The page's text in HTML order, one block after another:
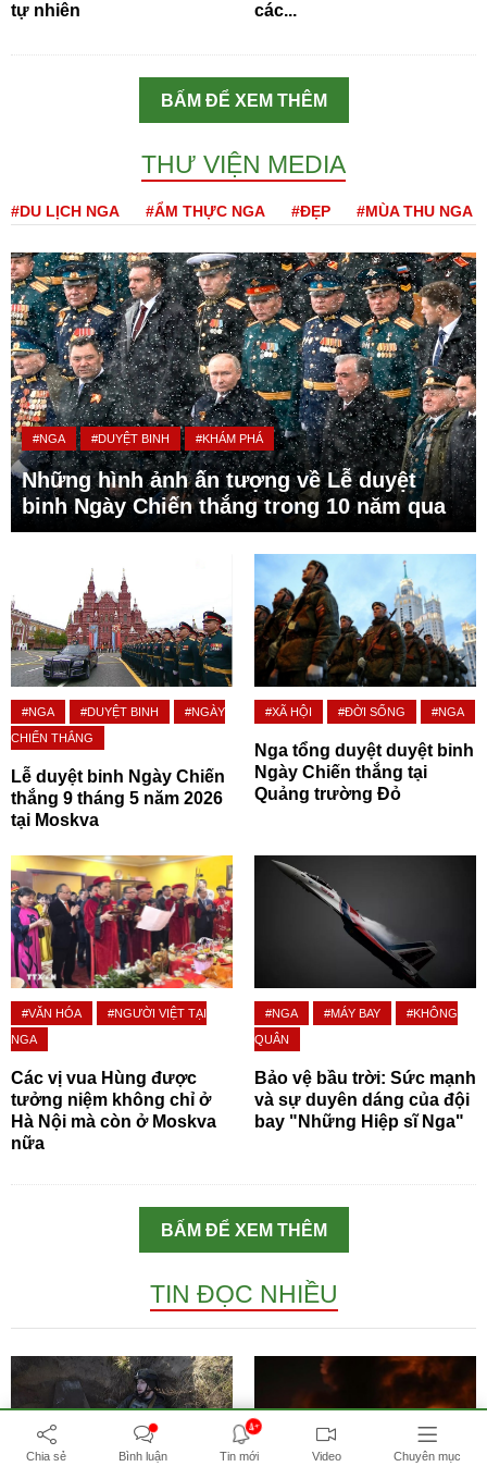
tự nhiên
các...
BẤM ĐỂ XEM THÊM
THƯ VIỆN MEDIA
#DU LỊCH NGA #ẨM THỰC NGA #ĐẸP #MÙA THU NGA
#NGA #DUYỆT BINH #KHÁM PHÁ
Những hình ảnh ấn tượng về Lễ duyệt
binh Ngày Chiến thắng trong 10 năm qua
#NGA #DUYỆT BINH
#NGÀY
CHIẾN THẮNG
Lễ duyệt binh Ngày Chiến
thắng 9 tháng 5 năm 2026
tại Moskva
#XÃ HỘI #ĐỜI SỐNG #NGA
Nga tổng duyệt duyệt binh
Ngày Chiến thắng tại
Quảng trường Đỏ
#VĂN HÓA
#NGƯỜI VIỆT TẠI
NGA
Các vị vua Hùng được
tưởng niệm không chỉ ở
Hà Nội mà còn ở Moskva
nữa
#NGA #MÁY BAY
#KHÔNG
QUÂN
Bảo vệ bầu trời: Sức mạnh
và sự duyên dáng của đội
bay "Những Hiệp sĩ Nga"
BẤM ĐỂ XEM THÊM
TIN ĐỌC NHIỀU
Chia sẻ Bình luận
4+
Tin mới Video Chuyên mục